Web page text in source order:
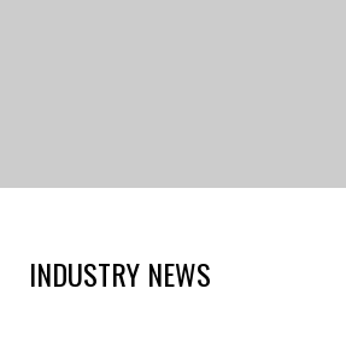
INDUSTRY NEWS